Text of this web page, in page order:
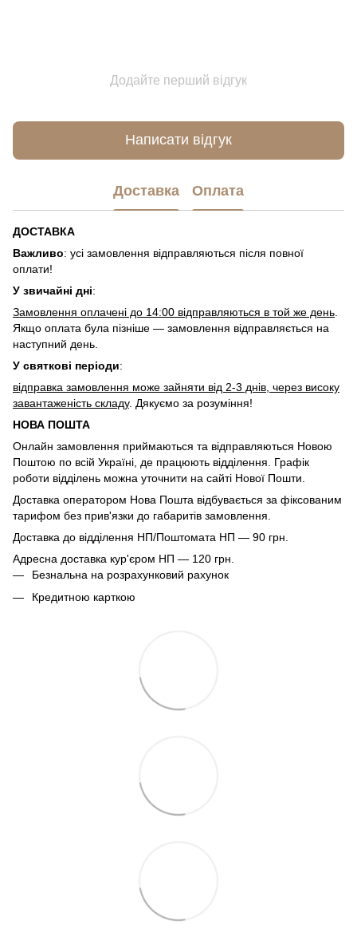
Додайте перший відгук
Написати відгук
Доставка Оплата
ДОСТАВКА
Важливо: усі замовлення відправляються після повної
оплати!
У звичайні дні:
Замовлення оплачені до 14:00 відправляються в той же день
Якщо оплата була пізніше — замовлення відправляється на
наступний день.
У святкові періоди:
відправка замовлення може зайняти від 2-3 днів, через високу
завантаженість складу. Дякуємо за розуміння!
НОВА ПОШТА
Онлайн замовлення приймаються та відправляються Новою
Поштою по всій Україні, де працюють відділення. Графік
роботи відділень можна уточнити на сайті Нової Пошти.
Доставка оператором Нова Пошта відбувається за фіксованим
тарифом без прив'язки до габаритів замовлення.
Доставка до відділення НП/Поштомата НП — 90 грн.
Адресна доставка кур'єром НП — 120 грн.
Безнальна на розрахунковий рахунок
Кредитною карткою